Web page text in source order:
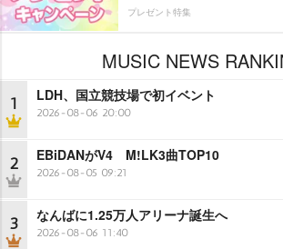
プレゼント特集
MUSIC NEWS
1 LDH、国立競技場で初イベント
2026-08-06 20:00
2 EBiDANがV4 M!LK3曲TOP10
2026-08-05 09:21
3 なんばに1.25万人アリーナ誕生へ
2026-08-06 11:40